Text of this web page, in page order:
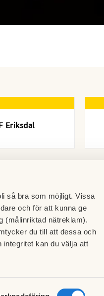
så bra som möjligt. Vissa
och för att kunna ge
(målinriktad nätreklam).
du till att dessa och
kan du välja att
Eriksdal
cookies här